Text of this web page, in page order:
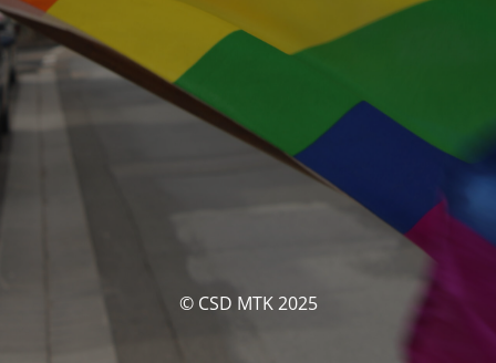
© CSD MTK 2025